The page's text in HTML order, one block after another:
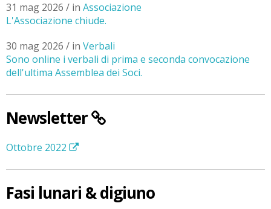
31 mag 2026 / in Associazione
L'Associazione chiude.
30 mag 2026 / in Verbali
Sono online i verbali di prima e seconda convocazione
dell'ultima Assemblea dei Soci.
Newsletter
Ottobre 2022
Fasi lunari & digiuno